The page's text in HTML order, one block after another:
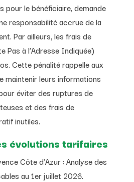
pour le bénéficiaire, demande
responsabilité accrue de la
Par ailleurs, les frais de
Pas à l’Adresse Indiquée)
Cette pénalité rappelle aux
maintenir leurs informations
éviter des ruptures de
et des frais de
inutiles.
évolutions tarifaires
Côte d’Azur : Analyse des
au 1er juillet 2026.